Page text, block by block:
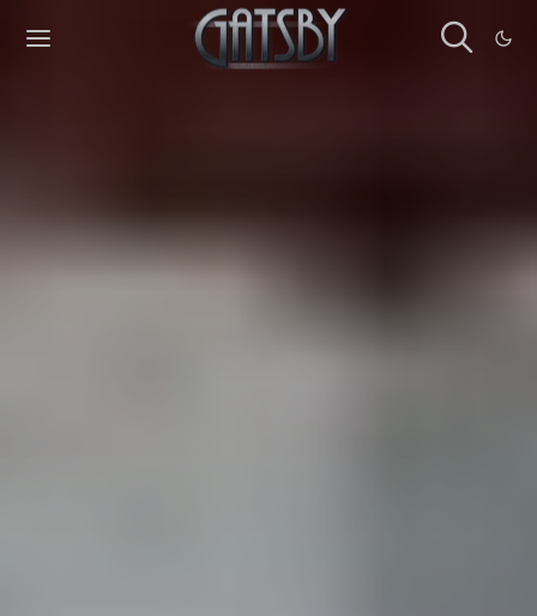
Cookies management panel